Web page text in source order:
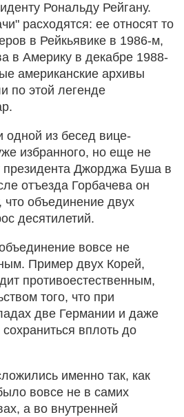
Рональду Рейгану.
расходятся: ее относят то
в Рейкьявике в 1986-м,
в Америку в декабре 1988-
американские архивы
по этой легенде
одной из бесед вице-
избранного, но еще не
президента Джорджа Буша в
отъезда Горбачева он
что объединение двух
десятилетий.
вовсе не
Пример двух Корей,
противоестественным,
того, что при
две Германии и даже
вплоть до
именно так, как
вовсе не в самих
а во внутренней